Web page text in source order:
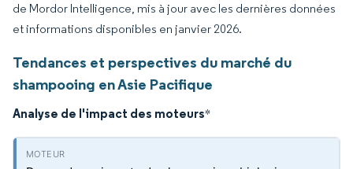
de Mordor Intelligence, mis à jour avec les dernières données
et informations disponibles en janvier 2026.
Tendances et perspectives du marché du
shampooing en Asie Pacifique
Analyse de l'impact des moteurs*